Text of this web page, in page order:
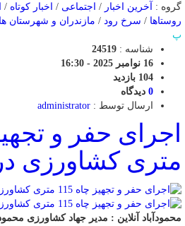
گروه :
آخرین اخبار / اجتماعی / اخبار کوتاه /
روستاها / سرخ رود / مازندران و شهرستان ها
پ
شناسه : 24519
16 نوامبر 2025 - 16:30
104 بازدید
0 دیدگاه
ارسال توسط : administrator
متری کشاورزی
محمودآباد آنلاین : مدیر جهاد کشاورزی